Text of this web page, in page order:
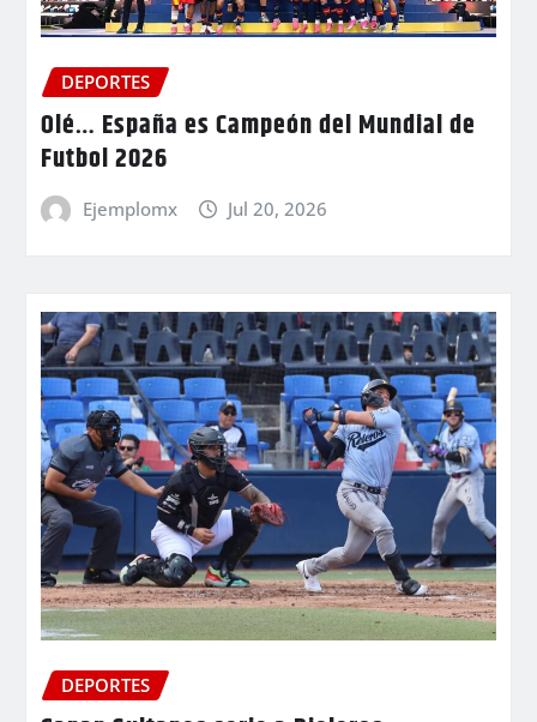
DEPORTES
Olé… España es Campeón del Mundial de
Futbol 2026
Ejemplomx Jul 20, 2026
DEPORTES